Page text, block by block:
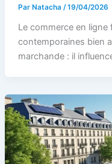
Par Natacha /19/04/2026
Le commerce en
contemporaines bien
marchande : il